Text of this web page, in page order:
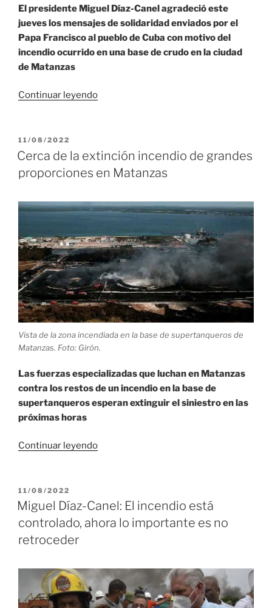
El presidente Miguel Díaz-Canel agradeció este
jueves los mensajes de solidaridad enviados por el
Papa Francisco al pueblo de Cuba con motivo del
incendio ocurrido en una base de crudo en la ciudad
de Matanzas
Continuar leyendo«Presidente
mensajes
solidarios
Francisco»
PUBLICADO
EL
11/08/2022
Cerca de la extinción incendio de grandes
proporciones en Matanzas
Vista de la zona incendiada en la base de supertanqueros de
Matanzas. Foto: Girón.
Las fuerzas especializadas que luchan en Matanzas
contra los restos de un incendio en la base de
supertanqueros esperan extinguir el siniestro en las
próximas horas
Continuar leyendo«Cerca
incendio
de
Matanzas»
PUBLICADO
EL
11/08/2022
Miguel Díaz-Canel: El incendio está
controlado, ahora lo importante es no
retroceder